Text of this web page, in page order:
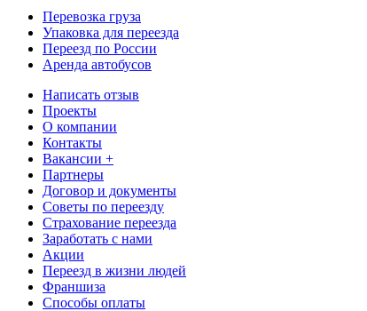
Перевозка груза
Упаковка для переезда
Переезд по России
Аренда автобусов
Написать отзыв
Проекты
О компании
Контакты
Вакансии +
Партнеры
Договор и документы
Советы по переезду
Страхование переезда
Заработать с нами
Акции
Переезд в жизни людей
Франшиза
Способы оплаты